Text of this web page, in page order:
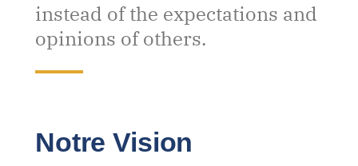
instead of the expectations and
opinions of others.
Notre Vision